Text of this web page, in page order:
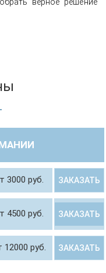
3000 руб. ЗАКАЗАТЬ
4500 руб. ЗАКАЗАТЬ
12000 руб. ЗАКАЗАТЬ